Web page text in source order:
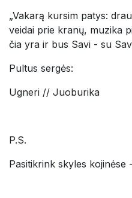
„Vakarą kursim patys:
veidai prie kranų, muzika
čia yra ir bus Savi - su
Pultus sergės:
Ugneri // Juoburika
P.S.
Pasitikrink skyles kojinėse